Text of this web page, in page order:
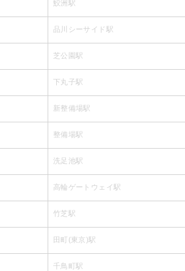
鮫洲駅
品川シーサイド駅
芝公園駅
下丸子駅
新整備場駅
整備場駅
洗足池駅
高輪ゲートウェイ駅
竹芝駅
田町(東京)駅
千鳥町駅